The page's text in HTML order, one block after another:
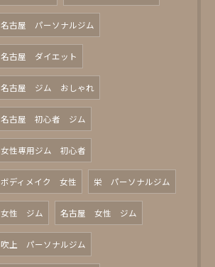
名古屋 パーソナルジム
名古屋 ダイエット
名古屋 ジム おしゃれ
名古屋 初心者 ジム
女性専用ジム 初心者
ボディメイク 女性 栄 パーソナルジム
女性 ジム 名古屋 女性 ジム
吹上 パーソナルジム